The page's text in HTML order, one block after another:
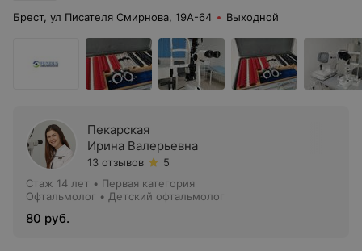
Брест, ул Писателя Смирнова, 19А-64 Выходной
Пекарская
Ирина Валерьевна
13 отзывов
5
Стаж 14 лет • Первая категория
Офтальмолог • Детский офтальмолог
80 руб.